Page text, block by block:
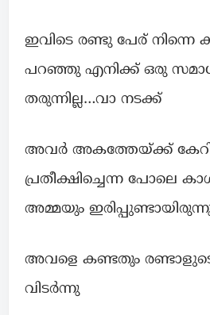
ഇവിടെ രണ്ടു പേര്
പറഞ്ഞു എനിക്ക് ഒരു
തരുന്നില്ല…വാ നടക്ക്
അവർ അകത്തേയ്ക്ക്
പ്രതീക്ഷിച്ചെന്ന പോലെ
അമ്മയും
അവളെ കണ്ടതും
വിടർന്നു